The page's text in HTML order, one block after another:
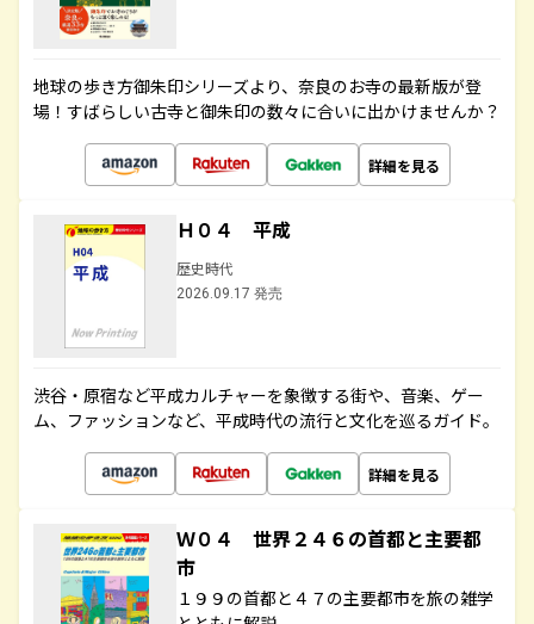
地球の歩き方御朱印シリーズより、奈良のお寺の最新版が登
場！すばらしい古寺と御朱印の数々に合いに出かけませんか？
詳細を見る
Ｈ０４ 平成
歴史時代
2026.09.17 発売
渋谷・原宿など平成カルチャーを象徴する街や、音楽、ゲー
ム、ファッションなど、平成時代の流行と文化を巡るガイド。
詳細を見る
Ｗ０４ 世界２４６の首都と主要都
市
１９９の首都と４７の主要都市を旅の雑学